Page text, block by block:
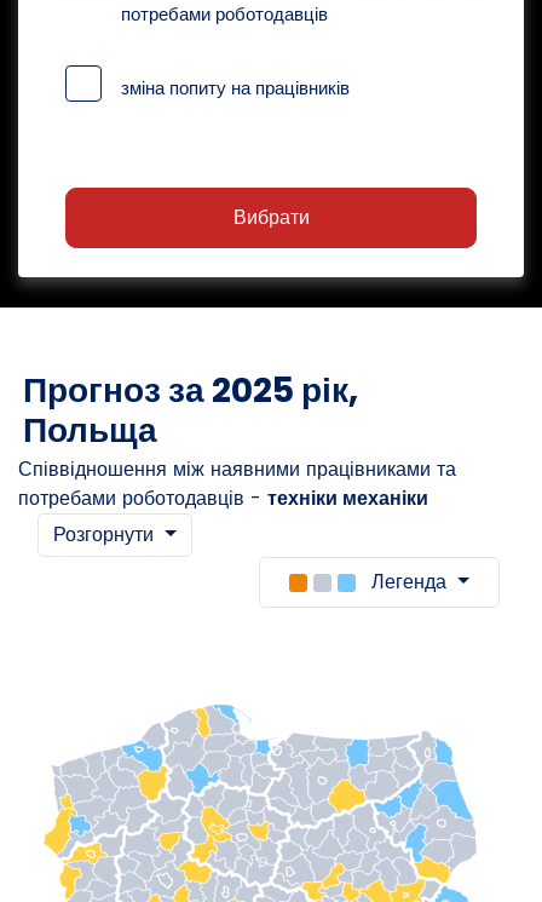
потребами роботодавців
зміна попиту на працівників
Вибрати
Прогноз за 2025 рік,
Польща
Співвідношення між наявними працівниками та
потребами роботодавців - техніки механіки
Розгорнути
Легенда